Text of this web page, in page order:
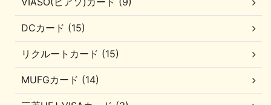
DCカード (15)
リクルートカード (15)
MUFGカード (14)